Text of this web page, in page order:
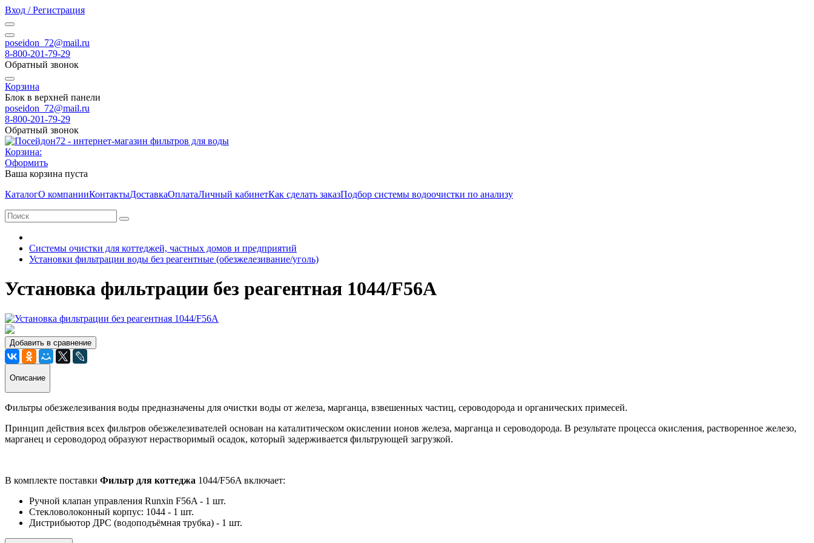
Вход / Регистрация
poseidon_72@mail.ru
8-800-201-79-29
Обратный звонок
Корзина
Блок в верхней панели
poseidon_72@mail.ru
8-800-201-79-29
Обратный звонок
Корзина:
Оформить
Ваша корзина пуста
КаталогО компанииКонтактыДоставкаОплатаЛичный кабинетКак сделать заказПодбор системы водоочистки по анализу
Системы очистки для коттеджей, частных домов и предприятий
Установки фильтрации воды без реагентные (обезжелезивание/уголь)
Установка фильтрации без реагентная 1044/F56A
Добавить в сравнение
Описание
Фильтры обезжелезивания воды предназначены для очистки воды от железа, марганца, взвешенных частиц, сероводорода и органических примесей.
Принцип действия всех фильтров обезжелезивателей основан на каталитическом окислении ионов железа, марганца и сероводорода. В результате процесса окисления, растворенное железо,
марганец и сероводород образуют нерастворимый осадок, который задерживается фильтрующей загрузкой.
В комплекте поставки Фильтр для коттеджа 1044/F56A включает:
Ручной клапан управления Runxin F56A - 1 шт.
Стекловолоконный корпус: 1044 - 1 шт.
Дистрибьютор ДРС (водоподъёмная трубка) - 1 шт.